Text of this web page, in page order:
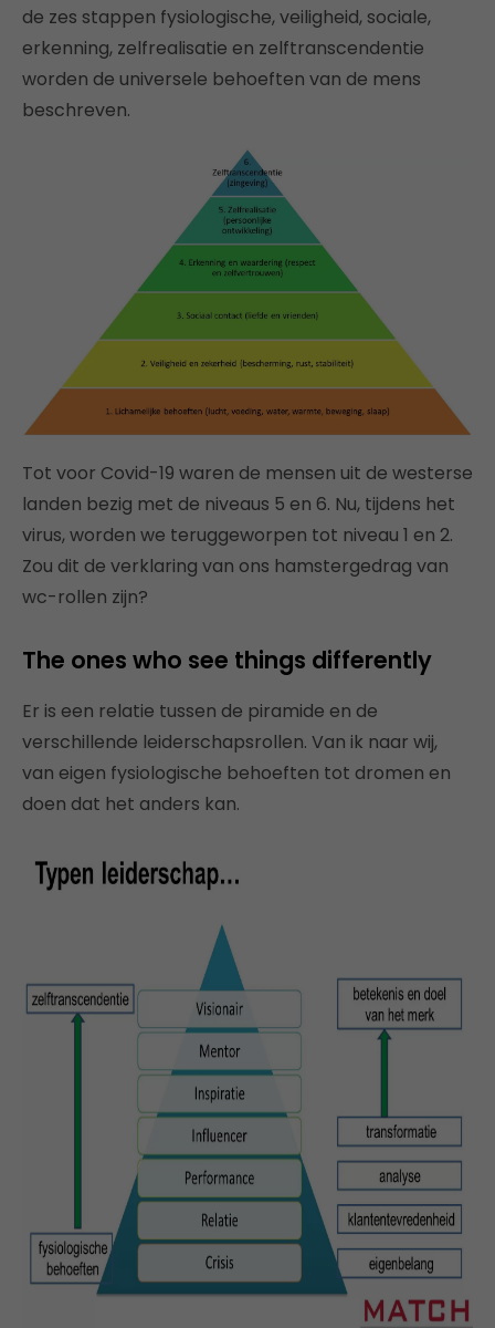
de zes stappen fysiologische, veiligheid, sociale,
erkenning, zelfrealisatie en zelftranscendentie
worden de universele behoeften van de mens
beschreven.
Tot voor Covid-19 waren de mensen uit de westerse
landen bezig met de niveaus 5 en 6. Nu, tijdens het
virus, worden we teruggeworpen tot niveau 1 en 2.
Zou dit de verklaring van ons hamstergedrag van
wc-rollen zijn?
The ones who see things differently
Er is een relatie tussen de piramide en de
verschillende leiderschapsrollen. Van ik naar wij,
van eigen fysiologische behoeften tot dromen en
doen dat het anders kan.